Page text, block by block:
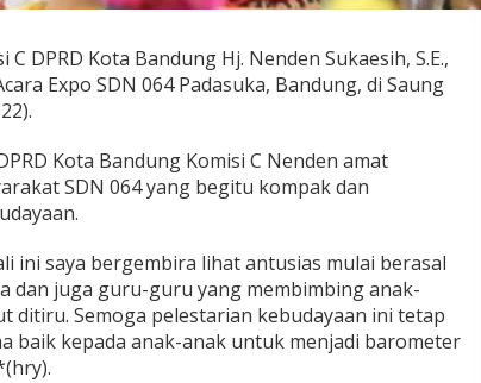
DPRD Kota Bandung Hj. Nenden Sukaesih, S.E.,
Expo SDN 064 Padasuka, Bandung, di Saung
Kota Bandung Komisi C Nenden amat
SDN 064 yang begitu kompak dan
ini saya bergembira lihat antusias mulai berasal
dan juga guru-guru yang membimbing anak-
ditiru. Semoga pelestarian kebudayaan ini tetap
baik kepada anak-anak untuk menjadi barometer